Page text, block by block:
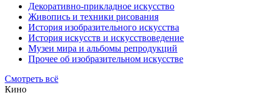
Декоративно-прикладное искусство
Живопись и техники рисования
История изобразительного искусства
История искусств и искусствоведение
Музеи мира и альбомы репродукций
Прочее об изобразительном искусстве
Смотреть всё
Кино